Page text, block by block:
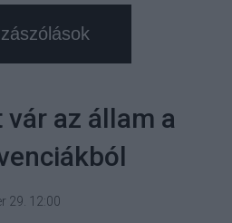
az állam a
29. 12:00